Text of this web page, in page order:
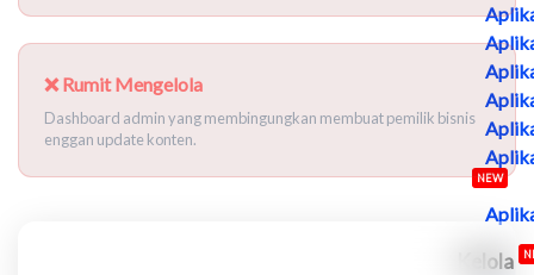
NEW
Kelola
❌ Rumit Mengelola
Dashboard admin yang membingungkan membuat pemilik bisnis
enggan update konten.